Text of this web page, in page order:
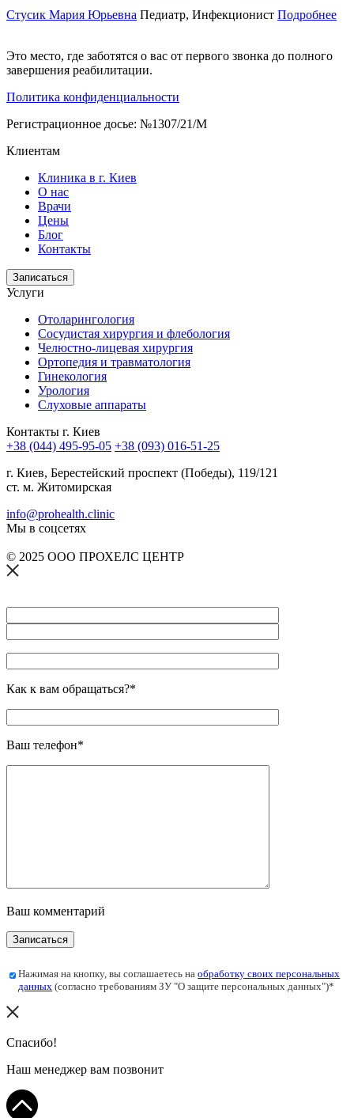
Стусик Мария Юрьевна Педиатр, Инфекционист Подробнее
Это место, где заботятся о вас от первого звонка до полного
завершения реабилитации.
Политика конфиденциальности
Регистрационное досье: №1307/21/M
Клиентам
Клиника в г. Киев
О нас
Врачи
Цены
Блог
Контакты
Записаться
Услуги
Отоларингология
Сосудистая хирургия и флебология
Челюстно-лицевая хирургия
Ортопедия и травматология
Гинекология
Урология
Слуховые аппараты
Контакты г. Киев
+38 (044) 495-95-05 +38 (093) 016-51-25
г. Киев, Берестейский проспект (Победы), 119/121
ст. м. Житомирская
info@prohealth.clinic
Мы в соцсетях
© 2025 ООО ПРОХЕЛС ЦЕНТР
Как к вам обращаться?*
Ваш телефон*
Ваш комментарий
Записаться
Нажимая на кнопку, вы соглашаетесь наобработку своих персональных
данных (согласно требованиям ЗУ "О защите персональных данных")*
Спасибо!
Наш менеджер вам позвонит